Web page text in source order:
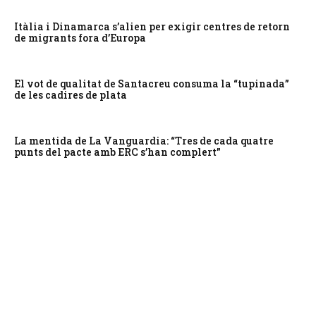
Itàlia i Dinamarca s’alien per exigir centres de retorn
de migrants fora d’Europa
El vot de qualitat de Santacreu consuma la “tupinada”
de les cadires de plata
La mentida de La Vanguardia: “Tres de cada quatre
punts del pacte amb ERC s’han complert”